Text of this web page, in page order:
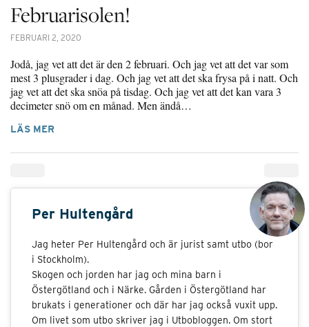
Februarisolen!
FEBRUARI 2, 2020
Jodå, jag vet att det är den 2 februari. Och jag vet att det var som
mest 3 plusgrader i dag. Och jag vet att det ska frysa på i natt. Och
jag vet att det ska snöa på tisdag. Och jag vet att det kan vara 3
decimeter snö om en månad. Men ändå…
LÄS MER
Per Hultengård
Jag heter Per Hultengård och är jurist samt utbo (bor
i Stockholm).
Skogen och jorden har jag och mina barn i
Östergötland och i Närke. Gården i Östergötland har
brukats i generationer och där har jag också vuxit upp.
Om livet som utbo skriver jag i Utbobloggen. Om stort